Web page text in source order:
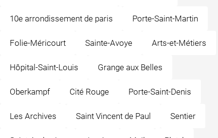
10e arrondissement de paris Porte-Saint-Martin
Folie-Méricourt Sainte-Avoye Arts-et-Métiers
Hôpital-Saint-Louis Grange aux Belles
Oberkampf Cité Rouge Porte-Saint-Denis
Les Archives Saint Vincent de Paul Sentier